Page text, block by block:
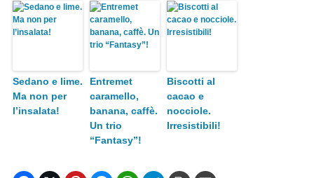
Sedano e lime.
Ma non per
l’insalata!
Entremet
caramello,
banana, caffè.
Un trio
“Fantasy”!
Biscotti al
cacao e
nocciole.
Irresistibili!